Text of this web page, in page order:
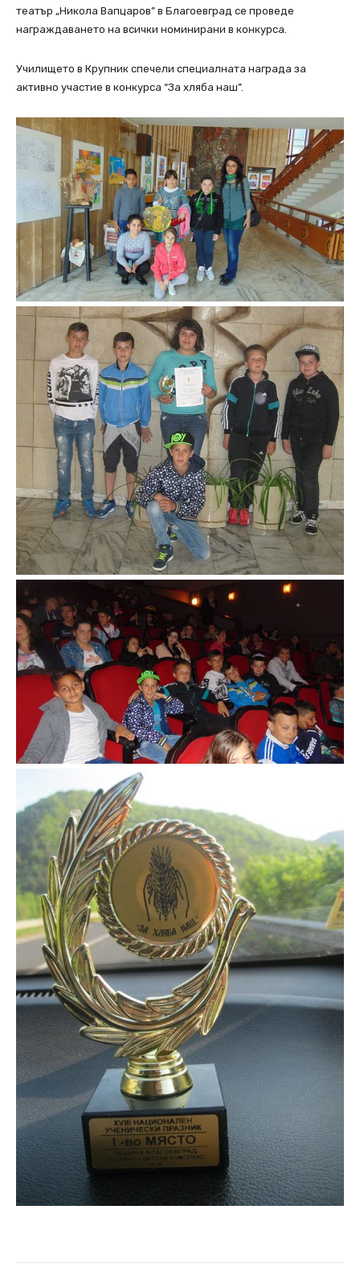
театър „Никола Вапцаров” в Благоевград се проведе
награждаването на всички номинирани в конкурса.
Училището в Крупник спечели специалната награда за
активно участие в конкурса “За хляба наш”.